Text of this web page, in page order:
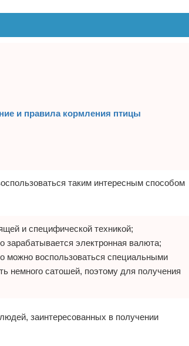
и правила кормления птицы
таким интересным способом
и специфической техникой;
зарабатывается электронная валюта;
можно воспользоваться специальными
немного сатошей, поэтому для получения
заинтересованных в получении